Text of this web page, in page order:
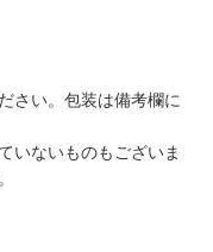
さい。包装は備考欄に
いないものもございま